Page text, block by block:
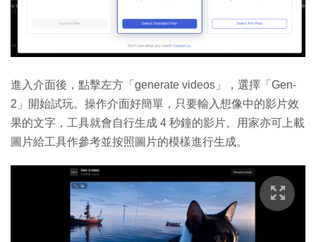
進入介面後，點擊左方「generate videos」，選擇「Gen-
2」開始試玩。操作介面好簡單，只要輸入想像中的影片效
果的文字，工具就會自行生成 4 秒鐘的影片。用家亦可上載
圖片給工具作參考並按照圖片的模樣進行生成。